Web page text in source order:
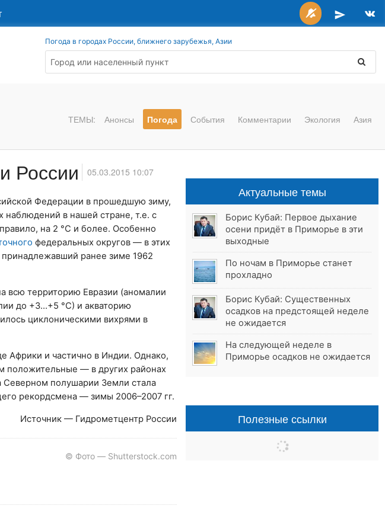
Погода в городах России, ближнего зарубежья, Азии
ТЕМЫ: Анонсы Погода События Комментарии Экология Азия
России 05.03.2015 10:07
Федерации в прошедшую зиму,
наблюдений в нашей стране, т.е. с
на 2 °С и более. Особенно
федеральных округов — в этих
принадлежавший ранее зиме 1962
всю территорию Евразии (аномалии
до +3…+5 °С) и акваторию
циклоническими вихрями в
Африки и частично в Индии. Однако,
положительные — в других районах
Северном полушарии Земли стала
рекордсмена — зимы 2006–2007 гг.
Источник — Гидрометцентр России
© Фото — Shutterstock.com
Актуальные темы
Борис Кубай: Первое дыхание
осени придёт в Приморье в эти
выходные
По ночам в Приморье станет
прохладно
Борис Кубай: Существенных
осадков на предстоящей неделе
не ожидается
На следующей неделе в
Приморье осадков не ожидается
Полезные ссылки